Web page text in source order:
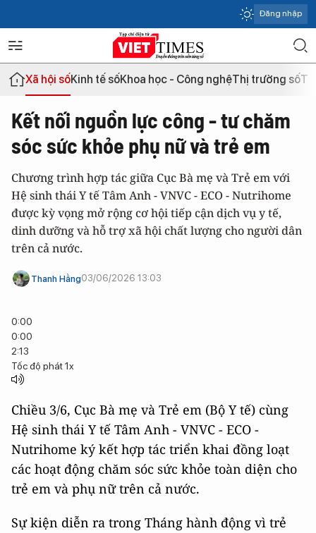
Đăng nhập
Xã hội sốKinh tế sốKhoa học - Công nghệThị trường số
Kết nối nguồn lực công - tư chăm
sóc sức khỏe phụ nữ và trẻ em
Chương trình hợp tác giữa Cục Bà mẹ và Trẻ em với
Hệ sinh thái Y tế Tâm Anh - VNVC - ECO - Nutrihome
được kỳ vọng mở rộng cơ hội tiếp cận dịch vụ y tế,
dinh dưỡng và hỗ trợ xã hội chất lượng cho người dân
trên cả nước.
Thanh Hằng03/06/2026 13:03
0:00
0:00
2:13
Tốc độ phát1x
Chiều 3/6, Cục Bà mẹ và Trẻ em (Bộ Y tế) cùng
Hệ sinh thái Y tế Tâm Anh - VNVC - ECO -
Nutrihome ký kết hợp tác triển khai đồng loạt
các hoạt động chăm sóc sức khỏe toàn diện cho
trẻ em và phụ nữ trên cả nước.
Sự kiện diễn ra trong Tháng hành động vì trẻ